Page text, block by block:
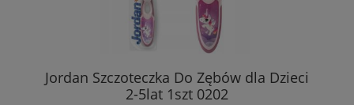
Jordan Szczoteczka Do Zębów dla Dzieci
2-5lat 1szt 0202